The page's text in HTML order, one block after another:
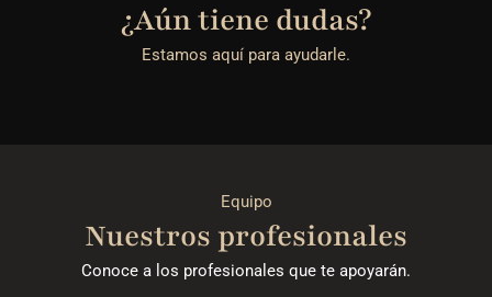
¿Aún tiene dudas?
Estamos aquí para ayudarle.
Equipo
Nuestros profesionales
Conoce a los profesionales que te apoyarán.